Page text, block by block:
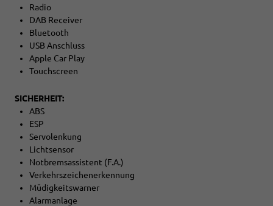
Radio
DAB Receiver
Bluetooth
USB Anschluss
Apple Car Play
Touchscreen
SICHERHEIT:
ABS
ESP
Servolenkung
Lichtsensor
Notbremsassistent (F.A.)
Verkehrszeichenerkennung
Müdigkeitswarner
Alarmanlage